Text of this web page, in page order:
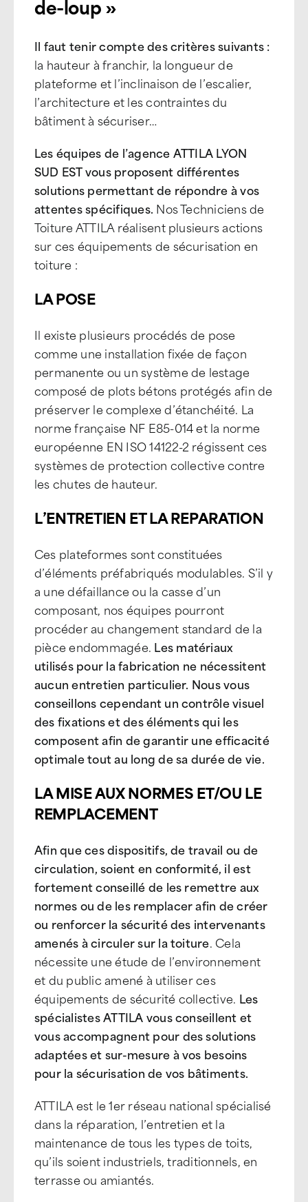
de-loup »
Il faut tenir compte des critères suivants :
la hauteur à franchir, la longueur de
plateforme et l’inclinaison de l’escalier,
l’architecture et les contraintes du
bâtiment à sécuriser…
Les équipes de l’agence ATTILA LYON
SUD EST vous proposent différentes
solutions permettant de répondre à vos
attentes spécifiques. Nos Techniciens de
Toiture ATTILA réalisent plusieurs actions
sur ces équipements de sécurisation en
toiture :
LA POSE
Il existe plusieurs procédés de pose
comme une installation fixée de façon
permanente ou un système de lestage
composé de plots bétons protégés afin de
préserver le complexe d’étanchéité. La
norme française NF E85-014 et la norme
européenne EN ISO 14122-2 régissent ces
systèmes de protection collective contre
les chutes de hauteur.
L’ENTRETIEN ET LA REPARATION
Ces plateformes sont constituées
d’éléments préfabriqués modulables. S’il y
a une défaillance ou la casse d’un
composant, nos équipes pourront
procéder au changement standard de la
pièce endommagée. Les matériaux
utilisés pour la fabrication ne nécessitent
aucun entretien particulier. Nous vous
conseillons cependant un contrôle visuel
des fixations et des éléments qui les
composent afin de garantir une efficacité
optimale tout au long de sa durée de vie.
LA MISE AUX NORMES ET/OU LE
REMPLACEMENT
Afin que ces dispositifs, de travail ou de
circulation, soient en conformité, il est
fortement conseillé de les remettre aux
normes ou de les remplacer afin de créer
ou renforcer la sécurité des intervenants
amenés à circuler sur la toiture. Cela
nécessite une étude de l’environnement
et du public amené à utiliser ces
équipements de sécurité collective. Les
spécialistes ATTILA vous conseillent et
vous accompagnent pour des solutions
adaptées et sur-mesure à vos besoins
pour la sécurisation de vos bâtiments.
ATTILA est le 1er réseau national spécialisé
dans la réparation, l’entretien et la
maintenance de tous les types de toits,
qu’ils soient industriels, traditionnels, en
terrasse ou amiantés.